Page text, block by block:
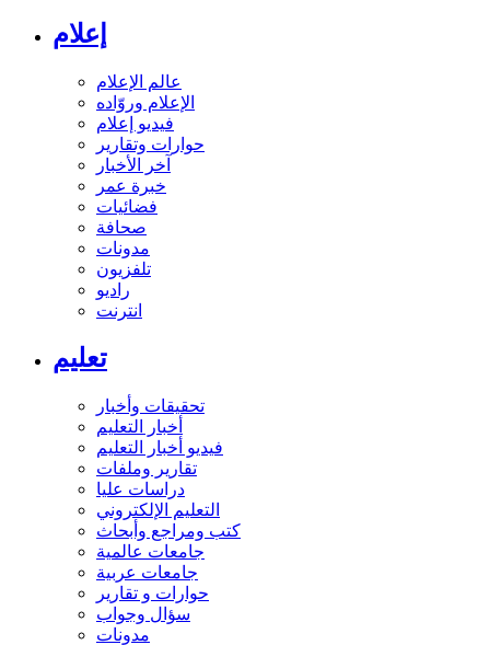
إعلام
عالم الإعلام
الإعلام وروّاده
فيديو إعلام
حوارات وتقارير
آخر الأخبار
خبرة عمر
فضائيات
صحافة
مدونات
تلفزيون
راديو
انترنت
تعليم
تحقيقات وأخبار
أخبار التعليم
فيديو أخبار التعليم
تقارير وملفات
دراسات عليا
التعليم الإلكتروني
كتب ومراجع وأبحاث
جامعات عالمية
جامعات عربية
حوارات و تقارير
سؤال وجواب
مدونات